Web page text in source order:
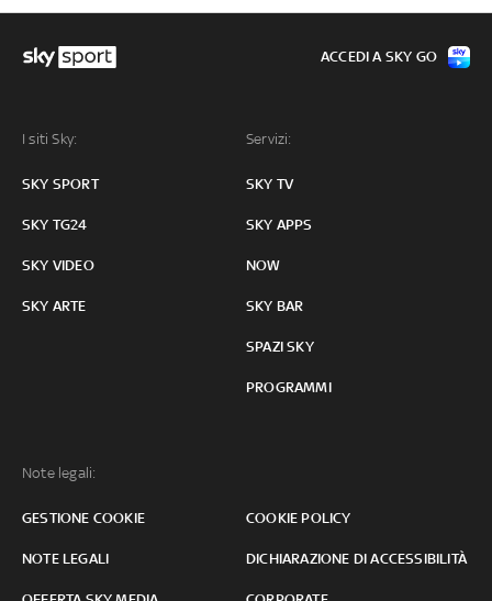
I siti Sky:
SKY SPORT
SKY TG24
SKY VIDEO
SKY ARTE
Servizi:
SKY TV
SKY APPS
NOW
SKY BAR
SPAZI SKY
PROGRAMMI
Note legali:
GESTIONE COOKIE COOKIE POLICY
NOTE LEGALI DICHIARAZIONE DI ACCESSIBILITÀ
ACCEDI A SKY GO